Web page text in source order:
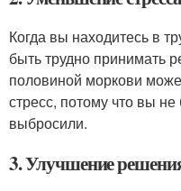
Когда вы находитесь в
быть трудно принимать
половиной моркови
стресс, потому что вы
выбросили.
3. Улучшение